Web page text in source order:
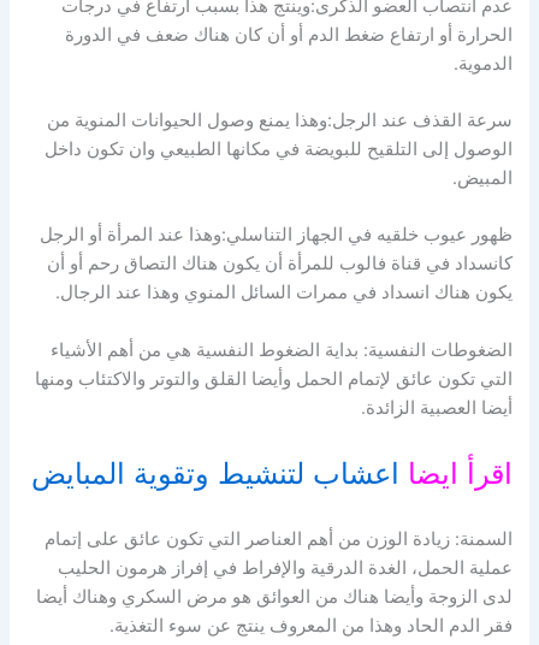
عدم انتصاب العضو الذكرى:وينتج هذا بسبب ارتفاع في درجات
الحرارة أو ارتفاع ضغط الدم أو أن كان هناك ضعف في الدورة
الدموية.
سرعة القذف عند الرجل:وهذا يمنع وصول الحيوانات المنوية من
الوصول إلى التلقيح للبويضة في مكانها الطبيعي وان تكون داخل
المبيض.
ظهور عيوب خلقيه في الجهاز التناسلي:وهذا عند المرأة أو الرجل
كانسداد في قناة فالوب للمرأة أن يكون هناك التصاق رحم أو أن
يكون هناك انسداد في ممرات السائل المنوي وهذا عند الرجال.
الضغوطات النفسية: بداية الضغوط النفسية هي من أهم الأشياء
التي تكون عائق لإتمام الحمل وأيضا القلق والتوتر والاكتئاب ومنها
أيضا العصبية الزائدة.
اقرأ ايضا اعشاب لتنشيط وتقوية المبايض
السمنة: زيادة الوزن من أهم العناصر التي تكون عائق على إتمام
عملية الحمل، الغدة الدرقية والإفراط في إفراز هرمون الحليب
لدى الزوجة وأيضا هناك من العوائق هو مرض السكري وهناك أيضا
فقر الدم الحاد وهذا من المعروف ينتج عن سوء التغذية.